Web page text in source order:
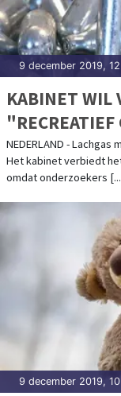
9 december 2019,
KABINET WIL
NEDERLAND -
Het kabinet verbiedt
omdat onderzoekers
9 december 2019,